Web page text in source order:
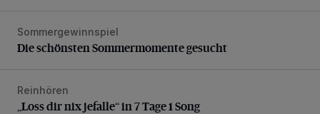
Die schönsten Sommermomente gesucht
Sommergewinnspiel
Die schönsten Sommermomente gesucht
„Loss dir nix jefalle“ in 7 Tage 1 Song
Reinhören
„Loss dir nix jefalle“ in 7 Tage 1 Song